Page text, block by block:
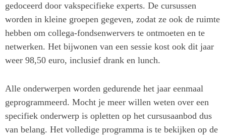
gedoceerd door vakspecifieke experts. De cursussen
worden in kleine groepen gegeven, zodat ze ook de ruimte
hebben om collega-fondsenwervers te ontmoeten en te
netwerken. Het bijwonen van een sessie kost ook dit jaar
weer 98,50 euro, inclusief drank en lunch.
Alle onderwerpen worden gedurende het jaar eenmaal
geprogrammeerd. Mocht je meer willen weten over een
specifiek onderwerp is opletten op het cursusaanbod dus
van belang. Het volledige programma is te bekijken op de